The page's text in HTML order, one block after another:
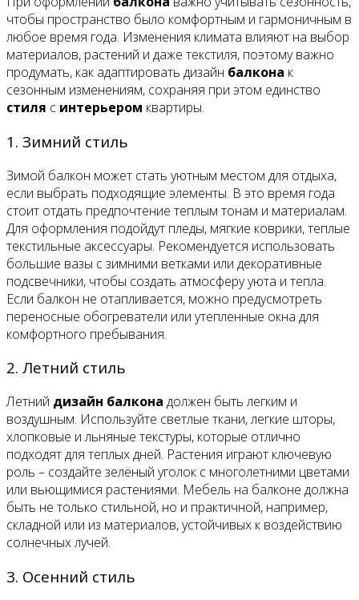
чтобы пространство было комфортным и гармоничным в
любое время года. Изменения климата влияют на выбор
материалов, растений и даже текстиля, поэтому важно
продумать, как адаптировать дизайн балкона к
сезонным изменениям, сохраняя при этом единство
стиля с интерьером квартиры.
1. Зимний стиль
Зимой балкон может стать уютным местом для отдыха,
если выбрать подходящие элементы. В это время года
стоит отдать предпочтение теплым тонам и материалам.
Для оформления подойдут пледы, мягкие коврики, теплые
текстильные аксессуары. Рекомендуется использовать
большие вазы с зимними ветками или декоративные
подсвечники, чтобы создать атмосферу уюта и тепла.
Если балкон не отапливается, можно предусмотреть
переносные обогреватели или утепленные окна для
комфортного пребывания.
2. Летний стиль
Летний дизайн балкона должен быть легким и
воздушным. Используйте светлые ткани, легкие шторы,
хлопковые и льняные текстуры, которые отлично
подходят для теплых дней. Растения играют ключевую
роль – создайте зелёный уголок с многолетними цветами
или вьющимися растениями. Мебель на балконе должна
быть не только стильной, но и практичной, например,
складной или из материалов, устойчивых к воздействию
солнечных лучей.
3. Осенний стиль